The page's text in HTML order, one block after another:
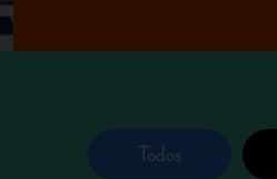
Todos